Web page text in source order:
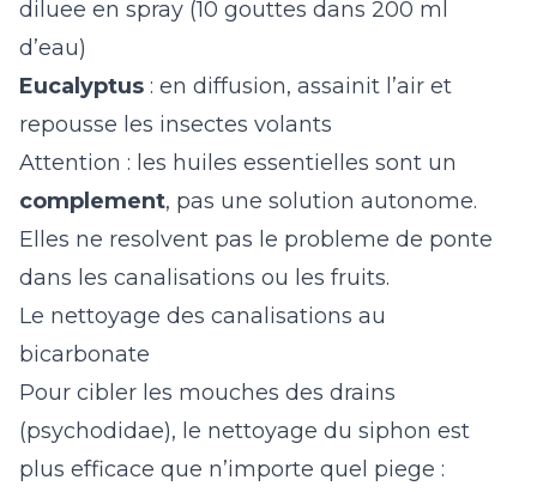
diluee en spray (10 gouttes dans 200 ml
d’eau)
Eucalyptus : en diffusion, assainit l’air et
repousse les insectes volants
Attention : les huiles essentielles sont un
complement, pas une solution autonome.
Elles ne resolvent pas le probleme de ponte
dans les canalisations ou les fruits.
Le nettoyage des canalisations au
bicarbonate
Pour cibler les mouches des drains
(psychodidae), le nettoyage du siphon est
plus efficace que n’importe quel piege :